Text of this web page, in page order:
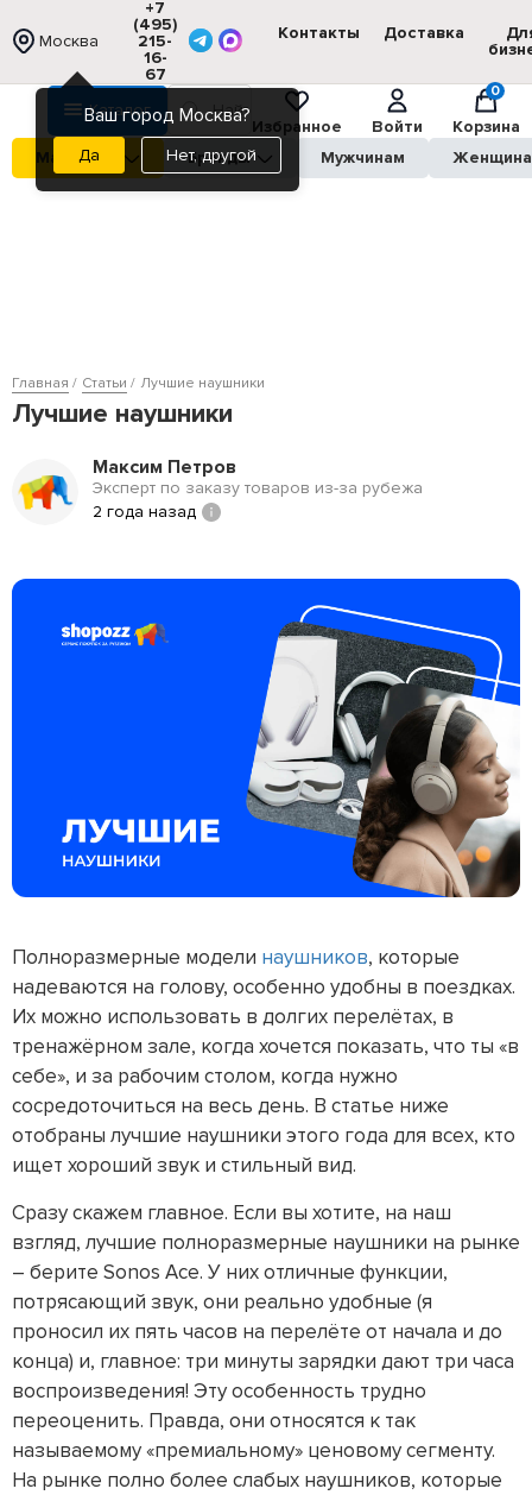
Москва
Ваш город Москва?
Нет, другой
+7
(495)
215-
16-
67
Контакты Доставка
Каталог
Избранное
Войти
0
Корзина
Магазины
Бренды Мужчинам
Главная Статьи Лучшие наушники
Лучшие наушники
Максим Петров
Эксперт по заказу товаров из-за рубежа
2 года назад
Полноразмерные модели наушников, которые
надеваются на голову, особенно удобны в поездках.
Их можно использовать в долгих перелётах, в
тренажёрном зале, когда хочется показать, что ты «в
себе», и за рабочим столом, когда нужно
сосредоточиться на весь день. В статье ниже
отобраны лучшие наушники этого года для всех, кто
ищет хороший звук и стильный вид.
Сразу скажем главное. Если вы хотите, на наш
взгляд, лучшие полноразмерные наушники на рынке
– берите Sonos Ace. У них отличные функции,
потрясающий звук, они реально удобные (я
проносил их пять часов на перелёте от начала и до
конца) и, главное: три минуты зарядки дают три часа
воспроизведения! Эту особенность трудно
переоценить. Правда, они относятся к так
называемому «премиальному» ценовому сегменту.
На рынке полно более слабых наушников, которые